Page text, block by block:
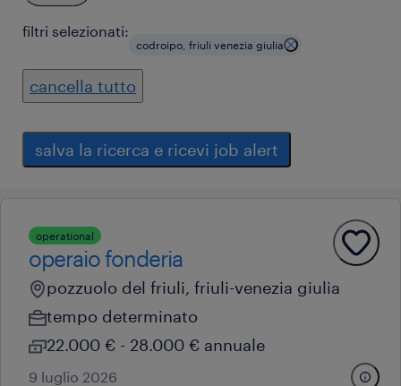
filtri selezionati:
codroipo, friuli venezia giulia
cancella tutto
salva la ricerca e ricevi job alert
operational
operaio fonderia
pozzuolo del friuli, friuli-venezia giulia
tempo determinato
22.000 € - 28.000 € annuale
9 luglio 2026